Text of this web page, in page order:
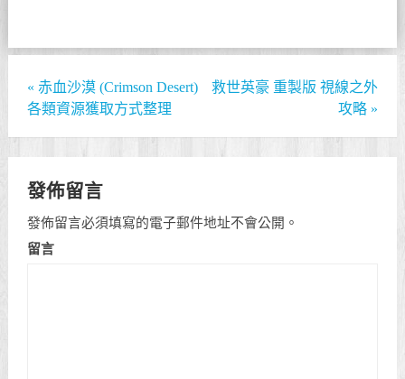
« 赤血沙漠 (Crimson Desert)
各類資源獲取方式整理
救世英豪 重製版 視線之外
攻略 »
發佈留言
發佈留言必須填寫的電子郵件地址不會公開。
留言